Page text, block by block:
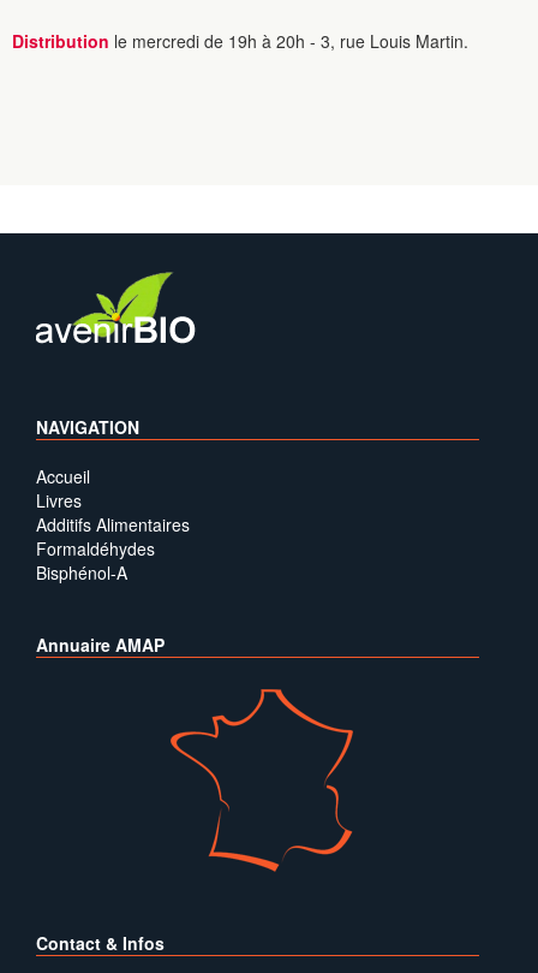
Distribution le mercredi de 19h à 20h - 3, rue Louis Martin.
NAVIGATION
Accueil
Livres
Additifs Alimentaires
Formaldéhydes
Bisphénol-A
Annuaire AMAP
Contact & Infos